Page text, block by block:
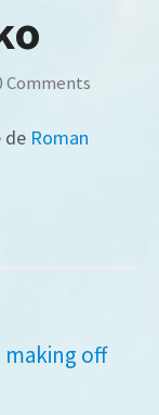
Comments
de Roman
making off